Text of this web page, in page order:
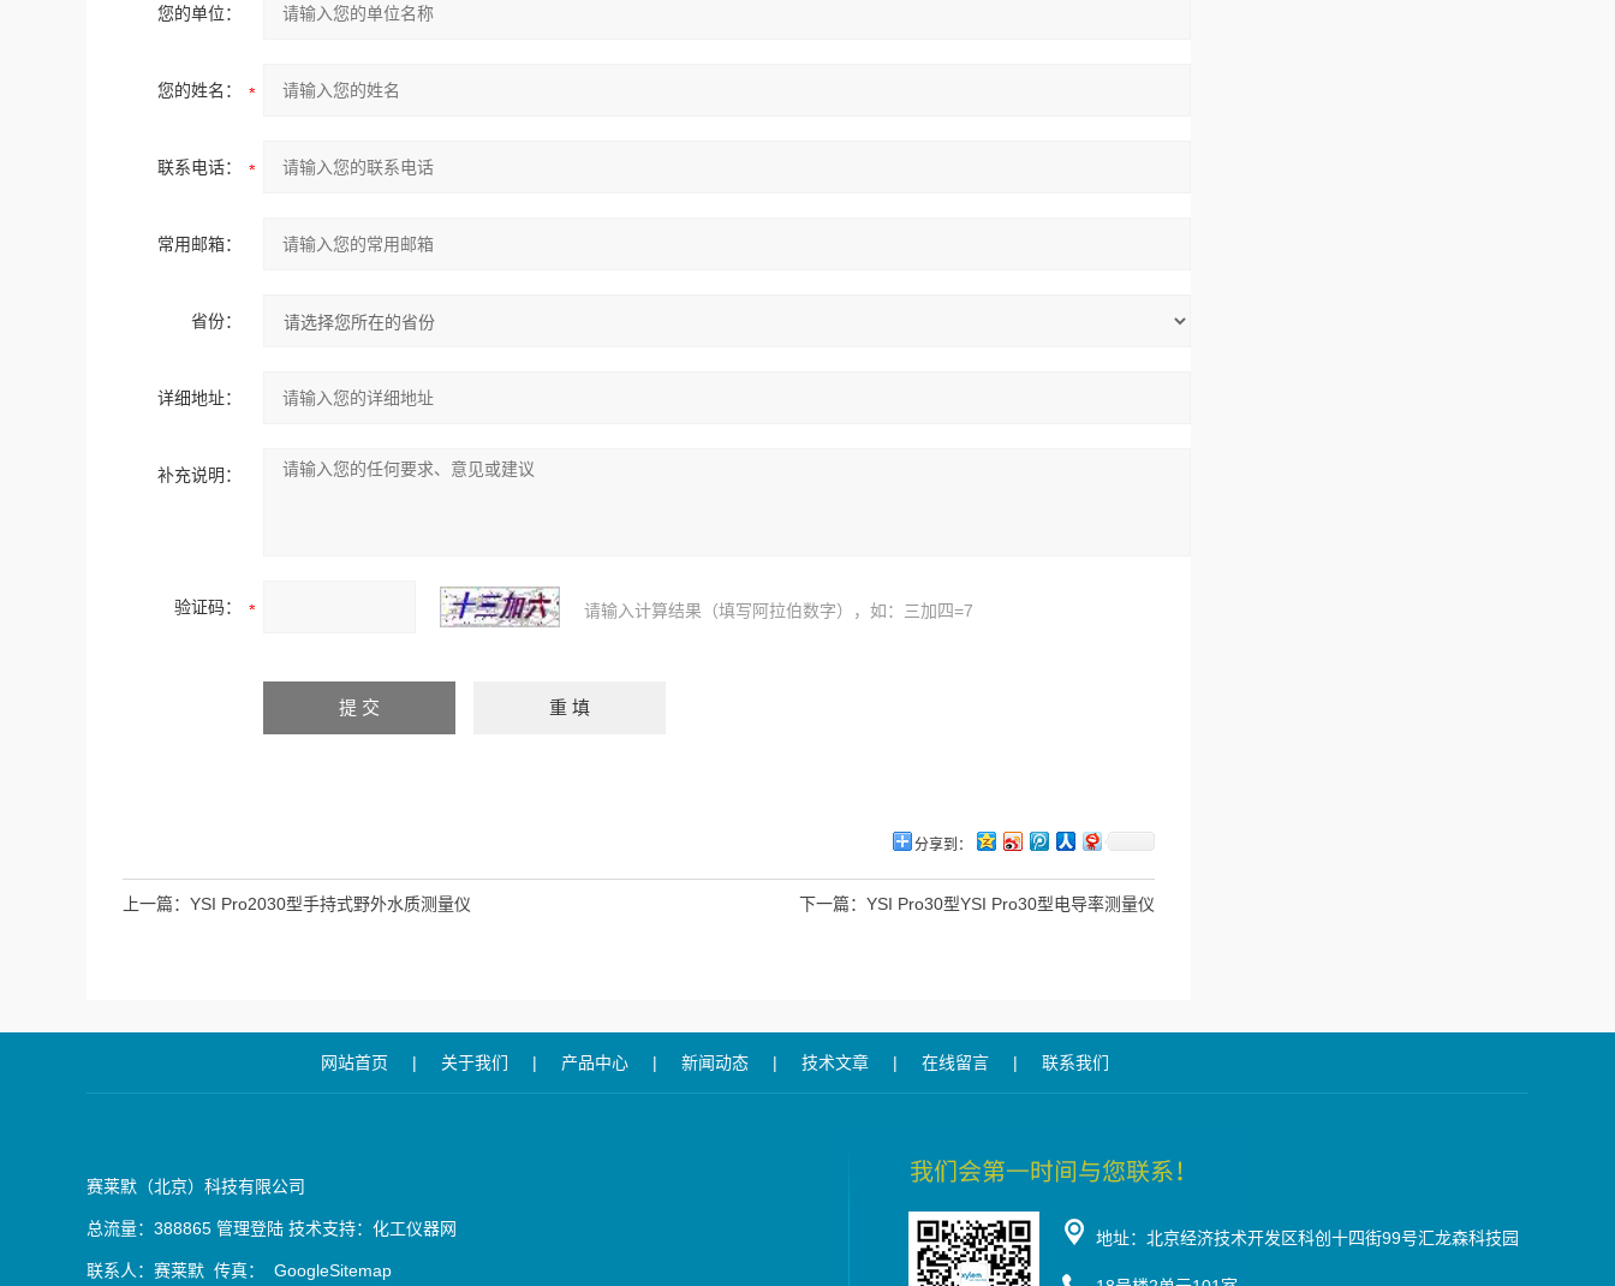
您的单位：
您的姓名：
联系电话：
常用邮箱：
省份：
详细地址：
补充说明：
验证码： 请输入计算结果（填写阿拉伯数字），如：三加四=7
分享到：
上一篇： YSI Pro2030型手持式野外水质测量仪 下一篇： YSI Pro30型YSI Pro30型电导率测量仪
网站首页 | 关于我们 | 产品中心 | 新闻动态 | 技术文章 | 在线留言 | 联系我们
赛莱默（北京）科技有限公司
总流量：388865 管理登陆 技术支持： 化工仪器网
联系人：赛莱默 传真： GoogleSitemap
地址：北京经济技术开发区科创十四街99号汇龙森科技园